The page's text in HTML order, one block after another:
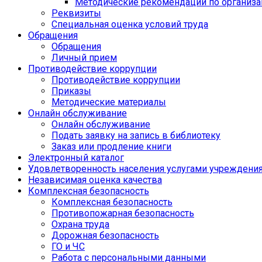
Реквизиты
Специальная оценка условий труда
Обращения
Обращения
Личный прием
Противодействие коррупции
Противодействие коррупции
Приказы
Методические материалы
Онлайн обслуживание
Онлайн обслуживание
Подать заявку на запись в библиотеку
Заказ или продление книги
Электронный каталог
Удовлетворенность населения услугами
Независимая оценка качества
Комплексная безопасность
Комплексная безопасность
Противопожарная безопасность
Охрана труда
Дорожная безопасность
ГО и ЧС
Работа с персональными данными